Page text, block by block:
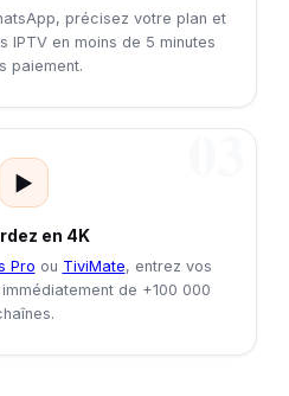
précisez votre plan et
IPTV en moins de 5 minutes
paiement.
03
▶️
en 4K
Pro ou TiviMate, entrez vos
de +100 000